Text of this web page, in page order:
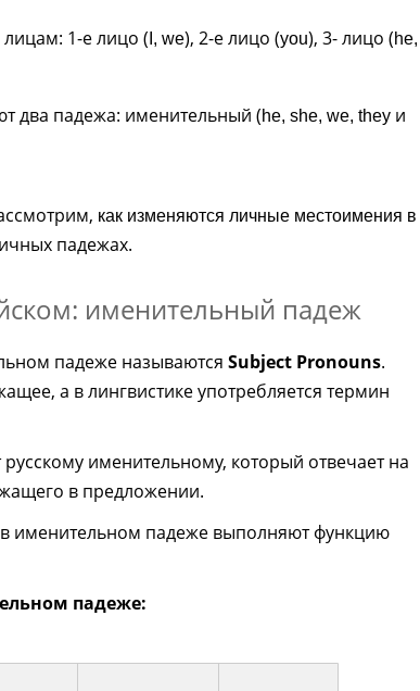
1-е лицо ( I, we), 2-е лицо (you), 3- лицо (he,
два падежа: именительный (he, she, we, they и
как изменяются личные местоимения в
падежах.
именительный падеж
падеже называются Subject Pronouns.
а в лингвистике употребляется термин
именительному, который отвечает на
в предложении.
именительном падеже выполняют функцию
падеже: